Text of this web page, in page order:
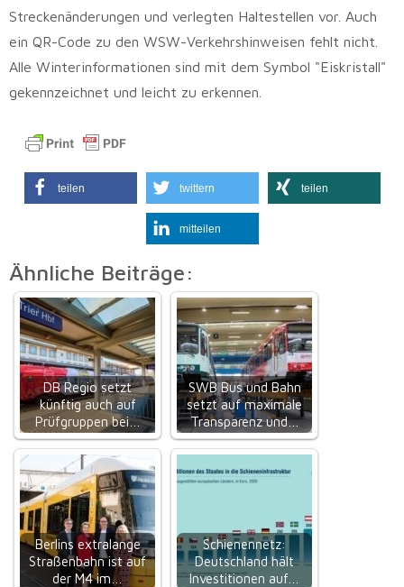
Streckenänderungen und verlegten Haltestellen vor. Auch
ein QR-Code zu den WSW-Verkehrshinweisen fehlt nicht.
Alle Winterinformationen sind mit dem Symbol "Eiskristall"
gekennzeichnet und leicht zu erkennen.
teilen twittern teilen
mitteilen
Ähnliche Beiträge:
DB Regio setzt
künftig auch auf
Prüfgruppen bei…
SWB Bus und Bahn
setzt auf maximale
Transparenz und…
Berlins extralange
Straßenbahn ist auf
der M4 im…
Schienennetz:
Deutschland hält
Investitionen auf…